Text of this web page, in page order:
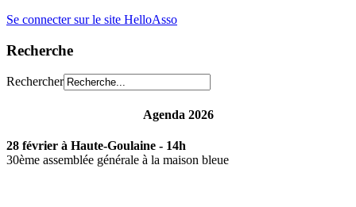
Se connecter sur le site HelloAsso
Recherche
Rechercher
Agenda 2026
28 février à Haute-Goulaine - 14h
30ème assemblée générale à la maison bleue